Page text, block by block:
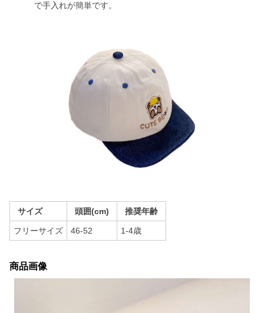
で手入れが簡単です。
サイズ 頭囲(cm) 推奨年齢
フリーサイズ 46-52 1-4歳
商品画像